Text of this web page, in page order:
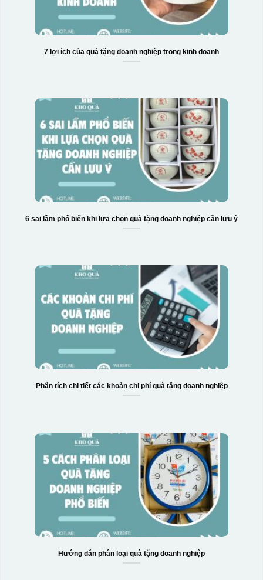
Hộp xi 2 cốc
7 lợi ích của quà tặng doanh nghiệp trong kinh doanh
6 sai lầm phổ biến khi lựa chọn quà tặng doanh nghiệp cần lưu ý
Phân tích chi tiết các khoản chi phí quà tặng doanh nghiệp
Hướng dẫn phân loại quà tặng doanh nghiệp